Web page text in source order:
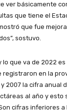
ver básicamente
que tiene el
que fue
sostuvo.
lo que va de 2022
en la
2007 la cifra anual
al año y esto
cifras inferiores a